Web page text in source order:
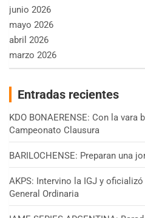
junio 2026
mayo 2026
abril 2026
marzo 2026
Entradas recientes
KDO BONAERENSE: Con la vara
Campeonato Clausura
BARILOCHENSE: Preparan una
AKPS: Intervino la IGJ y
General Ordinaria